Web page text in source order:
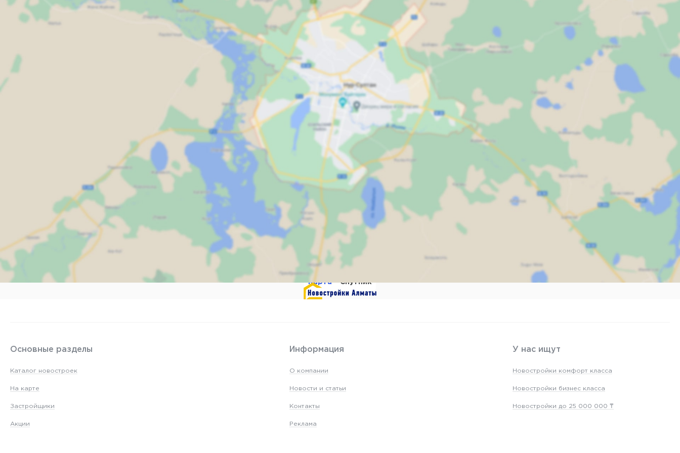
Карта Спутник
Основные разделы
Каталог новостроек
На карте
Застройщики
Акции
Информация
О компании
Новости и статьи
Контакты
Реклама
У нас ищут
Новостройки комфорт класса
Новостройки бизнес класса
Новостройки до 25 000 000 ₸